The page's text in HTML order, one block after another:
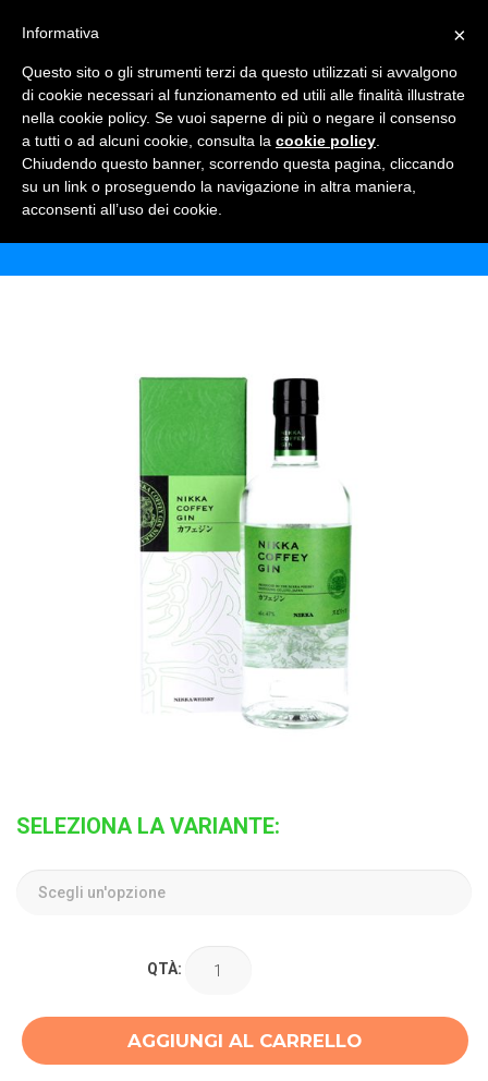
NIKKA COFFEY GIN ETUI 70 CL
Home Shop Alcolici
SELEZIONA LA VARIANTE:
QTÀ:
AGGIUNGI AL CARRELLO
×
Informativa
Questo sito o gli strumenti terzi da questo utilizzati si avvalgono
di cookie necessari al funzionamento ed utili alle finalità illustrate
nella cookie policy. Se vuoi saperne di più o negare il consenso
a tutti o ad alcuni cookie, consulta la cookie policy
Chiudendo questo banner, scorrendo questa pagina, cliccando
su un link o proseguendo la navigazione in altra maniera,
acconsenti all’uso dei cookie.